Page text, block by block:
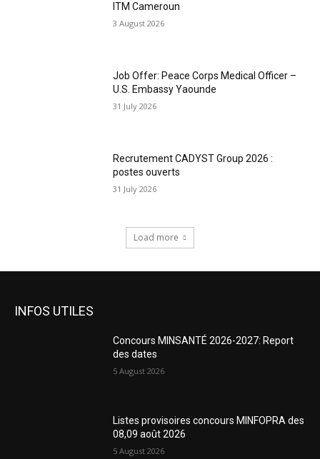
ITM Cameroun
3 August 2026
Job Offer: Peace Corps Medical Officer –
U.S. Embassy Yaounde
31 July 2026
Recrutement CADYST Group 2026 :
postes ouverts
31 July 2026
Load more
INFOS UTILES
Concours MINSANTÉ 2026-2027: Report
des dates
5 August 2026
Listes provisoires concours MINFOPRA des
08,09 août 2026
5 August 2026